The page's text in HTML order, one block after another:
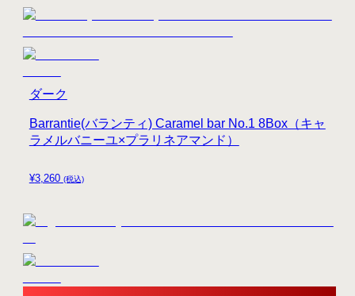
¥3,260 (税込)
Barrantie(バランティ) Caramel bar No.1 8Box（キャ
ラメルバニーユ×プラリネアマンド）
ダーク